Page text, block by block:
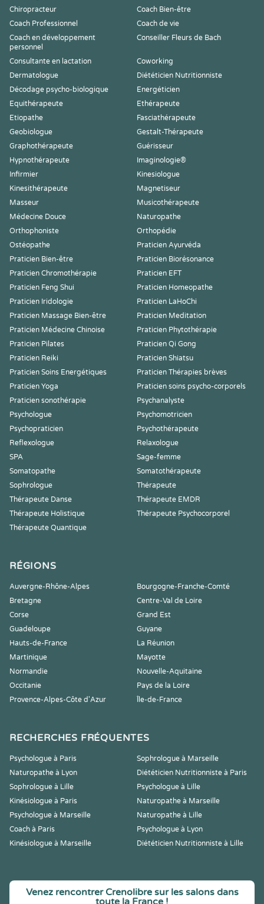
Chiropracteur
Coach Bien-être
Coach Professionnel
Coach de vie
Coach en développement
personnel
Conseiller Fleurs de Bach
Consultante en lactation
Coworking
Dermatologue
Diététicien Nutritionniste
Décodage psycho-biologique
Energéticien
Equithérapeute
Ethérapeute
Etiopathe
Fasciathérapeute
Geobiologue
Gestalt-Thérapeute
Graphothérapeute
Guérisseur
Hypnothérapeute
Imaginologie®
Infirmier
Kinesiologue
Kinesithérapeute
Magnetiseur
Masseur
Musicothérapeute
Médecine Douce
Naturopathe
Orthophoniste
Orthopédie
Ostéopathe
Praticien Ayurvéda
Praticien Bien-être
Praticien Biorésonance
Praticien Chromothérapie
Praticien EFT
Praticien Feng Shui
Praticien Homeopathe
Praticien Iridologie
Praticien LaHoChi
Praticien Massage Bien-être
Praticien Meditation
Praticien Médecine Chinoise
Praticien Phytothérapie
Praticien Pilates
Praticien Qi Gong
Praticien Reiki
Praticien Shiatsu
Praticien Soins Energétiques
Praticien Thérapies brèves
Praticien Yoga
Praticien soins psycho-corporels
Praticien sonothérapie
Psychanalyste
Psychologue
Psychomotricien
Psychopraticien
Psychothérapeute
Reflexologue
Relaxologue
SPA
Sage-femme
Somatopathe
Somatothérapeute
Sophrologue
Thérapeute
Thérapeute Danse
Thérapeute EMDR
Thérapeute Holistique
Thérapeute Psychocorporel
Thérapeute Quantique
RÉGIONS
Auvergne-Rhône-Alpes
Bourgogne-Franche-Comté
Bretagne
Centre-Val de Loire
Corse
Grand Est
Guadeloupe
Guyane
Hauts-de-France
La Réunion
Martinique
Mayotte
Normandie
Nouvelle-Aquitaine
Occitanie
Pays de la Loire
Provence-Alpes-Côte d'Azur
Île-de-France
RECHERCHES FRÉQUENTES
Psychologue à Paris
Sophrologue à Marseille
Naturopathe à Lyon
Diététicien Nutritionniste à Paris
Sophrologue à Lille
Psychologue à Lille
Kinésiologue à Paris
Naturopathe à Marseille
Psychologue à Marseille
Naturopathe à Lille
Coach à Paris
Psychologue à Lyon
Kinésiologue à Marseille
Diététicien Nutritionniste à Lille
Venez rencontrer Crenolibre sur les salons dans
toute la France !